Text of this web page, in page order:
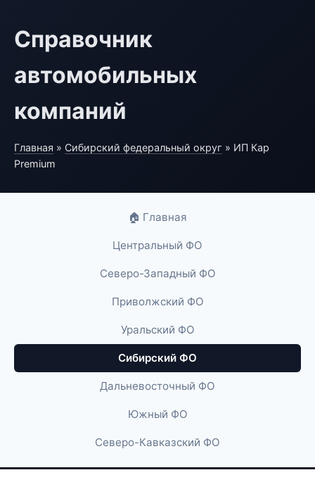
Справочник
автомобильных
компаний
Главная » Сибирский федеральный округ » ИП Кар
Premium
🏠 Главная
Центральный ФО
Северо-Западный ФО
Приволжский ФО
Уральский ФО
Сибирский ФО
Дальневосточный ФО
Южный ФО
Северо-Кавказский ФО